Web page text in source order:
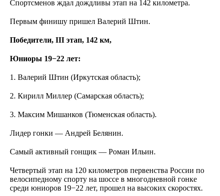
Спортсменов ждал дождливы этап на 142 километра.
Первым финишу пришел Валерий Штин.
Победители, III этап, 142 км,
Юниоры 19−22 лет:
1. Валерий Штин (Иркутская область);
2. Кирилл Миллер (Самарская область);
3. Максим Мишанков (Тюменская область).
Лидер гонки — Андрей Белянин.
Самый активный гонщик — Роман Ильин.
Четвертый этап на 120 километров первенства России по
велосипедному спорту на шоссе в многодневной гонке
среди юниоров 19−22 лет, прошел на высоких скоростях.